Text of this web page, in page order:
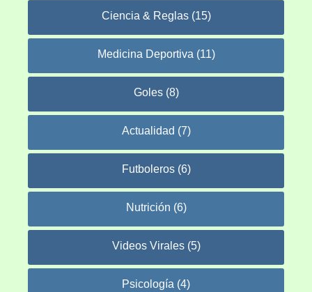
Ciencia & Reglas (15)
Medicina Deportiva (11)
Goles (8)
Actualidad (7)
Futboleros (6)
Nutrición (6)
Videos Virales (5)
Psicología (4)